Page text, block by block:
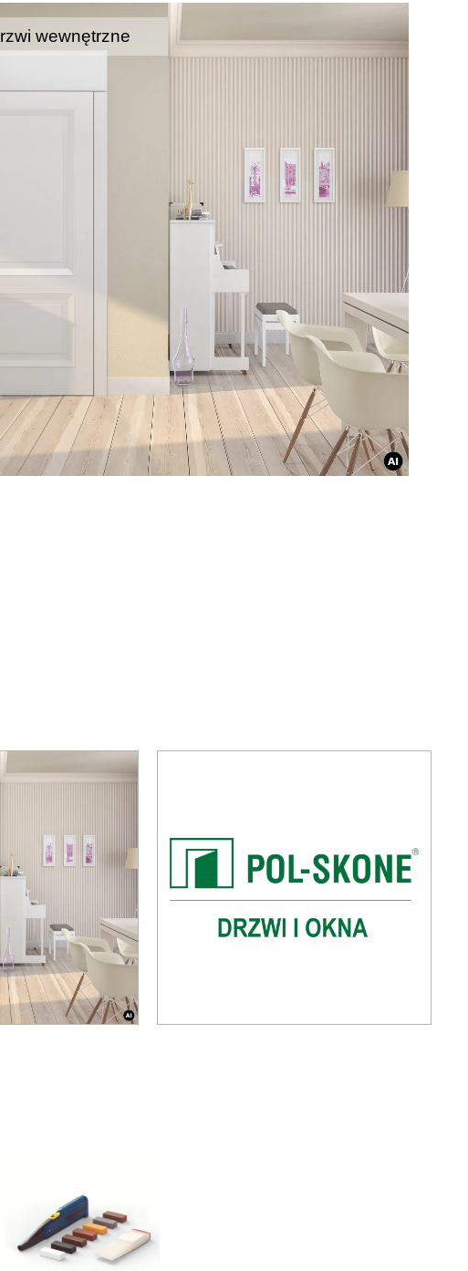
wewnętrzne